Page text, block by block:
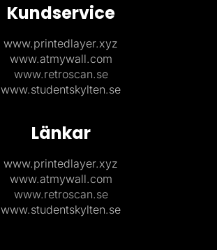
Kundservice
www.printedlayer.xyz
www.atmywall.com
www.retroscan.se
www.studentskylten.se
Länkar
www.printedlayer.xyz
www.atmywall.com
www.retroscan.se
www.studentskylten.se